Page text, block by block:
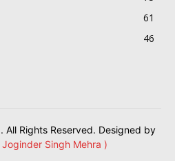
61
46
All Rights Reserved. Designed by
Singh Mehra )